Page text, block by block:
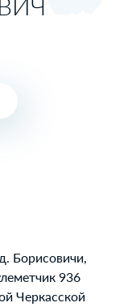
Борисовичи,
936
Черкасской